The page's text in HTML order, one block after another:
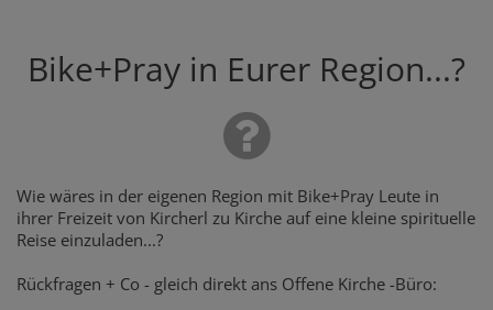
Bike+Pray in Eurer Region...?
Wie wäres in der eigenen Region mit Bike+Pray Leute in
ihrer Freizeit von Kircherl zu Kirche auf eine kleine spirituelle
Reise einzuladen...?
Rückfragen + Co - gleich direkt ans Offene Kirche -Büro: